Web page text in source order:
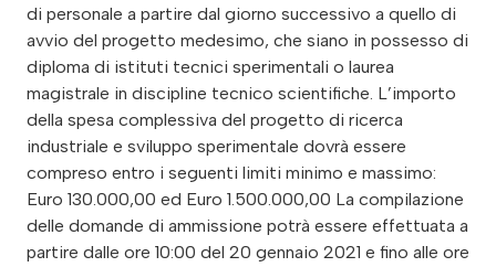
di personale a partire dal giorno successivo a quello di
avvio del progetto medesimo, che siano in possesso di
diploma di istituti tecnici sperimentali o laurea
magistrale in discipline tecnico scientifiche. L’importo
della spesa complessiva del progetto di ricerca
industriale e sviluppo sperimentale dovrà essere
compreso entro i seguenti limiti minimo e massimo:
Euro 130.000,00 ed Euro 1.500.000,00 La compilazione
delle domande di ammissione potrà essere effettuata a
partire dalle ore 10:00 del 20 gennaio 2021 e fino alle ore